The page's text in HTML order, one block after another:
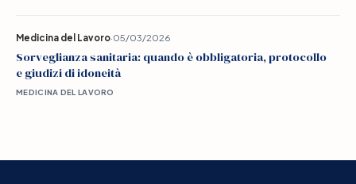
Medicina del Lavoro·05/03/2026
Sorveglianza sanitaria: quando è obbligatoria, protocollo
e giudizi di idoneità
MEDICINA DEL LAVORO